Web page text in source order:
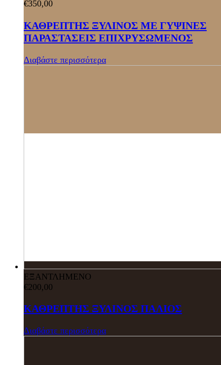
€350,00
ΚΑΘΡΕΠΤΗΣ ΞΥΛΙΝΟΣ ΜΕ ΓΥΨΙΝΕΣ
ΠΑΡΑΣΤΑΣΕΙΣ ΕΠΙΧΡΥΣΩΜΕΝΟΣ
Διαβάστε περισσότερα
ΕΞΑΝΤΛΗΜΕΝΟ
€200,00
ΚΑΘΡΕΠΤΗΣ ΞΥΛΙΝΟΣ ΠΑΛΙΟΣ
Διαβάστε περισσότερα